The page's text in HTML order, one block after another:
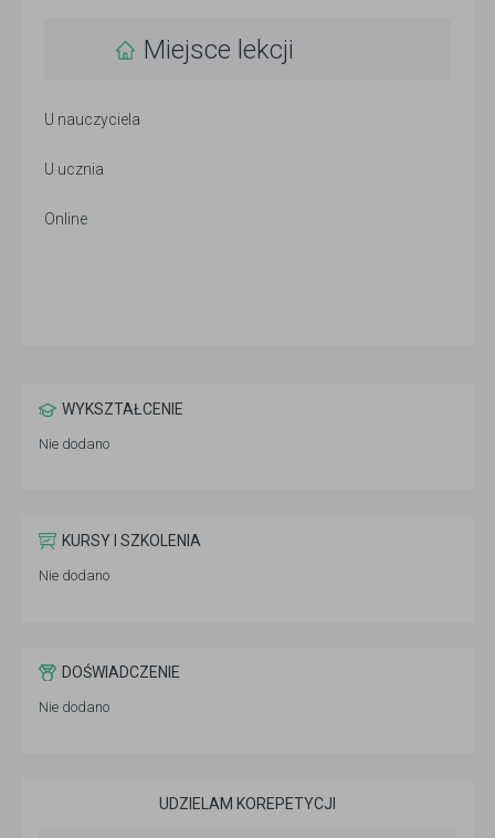
Miejsce lekcji
U nauczyciela
U ucznia
Online
WYKSZTAŁCENIE
Nie dodano
KURSY I SZKOLENIA
Nie dodano
DOŚWIADCZENIE
Nie dodano
UDZIELAM KOREPETYCJI